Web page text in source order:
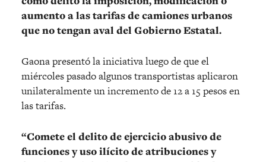
aumento a las tarifas de camiones urbanos
que no tengan aval del Gobierno Estatal.
Gaona presentó la iniciativa luego de que el
miércoles pasado algunos transportistas aplicaron
unilateralmente un incremento de 12 a 15 pesos en
las tarifas.
“Comete el delito de ejercicio abusivo de
funciones y uso ilícito de atribuciones y